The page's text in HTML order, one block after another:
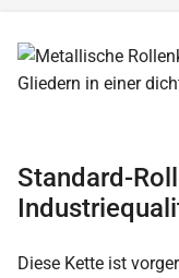
Standard-
Diese Kette ist